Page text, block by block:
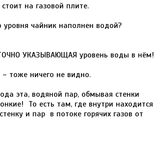
на газовой плите.
уровня чайник наполнен водой?
ТОЧНО УКАЗЫВАЮЩАЯ уровень воды в нём!
тоже ничего не видно.
эта, водяной пар, обмывая стенки
То есть там, где внутри находится
и пар в потоке горячих газов от